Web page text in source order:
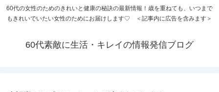
60代の女性のためのきれいと健康の秘訣の最新情報！歳を重ねても、いつまで
もきれいでいたい女性のためにお届けします♡ ＜記事内に広告を含みます＞
60代素敵に生活・キレイの情報発信ブログ